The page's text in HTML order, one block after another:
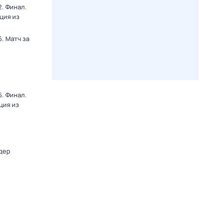
Финал.
из
Матч за
Финал.
из